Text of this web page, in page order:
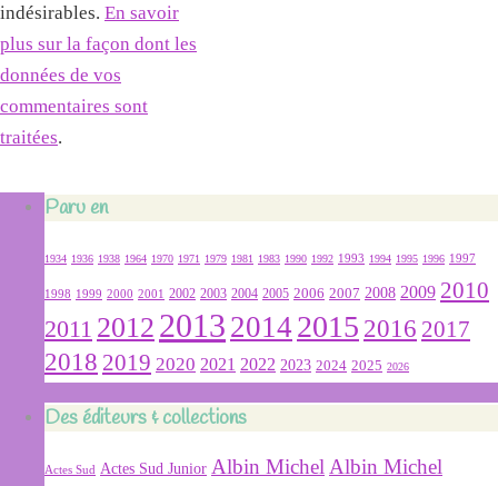
indésirables. En savoir
plus sur la façon dont les
données de vos
commentaires sont
traitées.
Paru en
1934 1936 1938 1964 1970 1971 1979 1981 1983 1990 1992 1993 1994 1995 1996 1997
1998 1999 2000 2001 2002 2003 2004 2005 2006 2007 2008 2009 2010
2011 2012 2013 2014 2015 2016 2017
2018 2019 2020 2021 2022 2023 2024 2025 2026
Des éditeurs & collections
Actes Sud Actes Sud Junior Albin Michel Albin Michel